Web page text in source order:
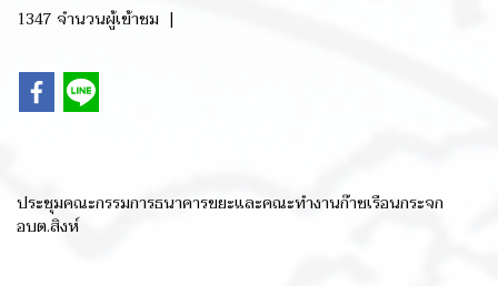
1347 จำนวนผู้เข้าชม |
ประชุมคณะกรรมการธนาคารขยะและคณะทำงานก๊าซเรือนกระจก
อบต.สิงห์